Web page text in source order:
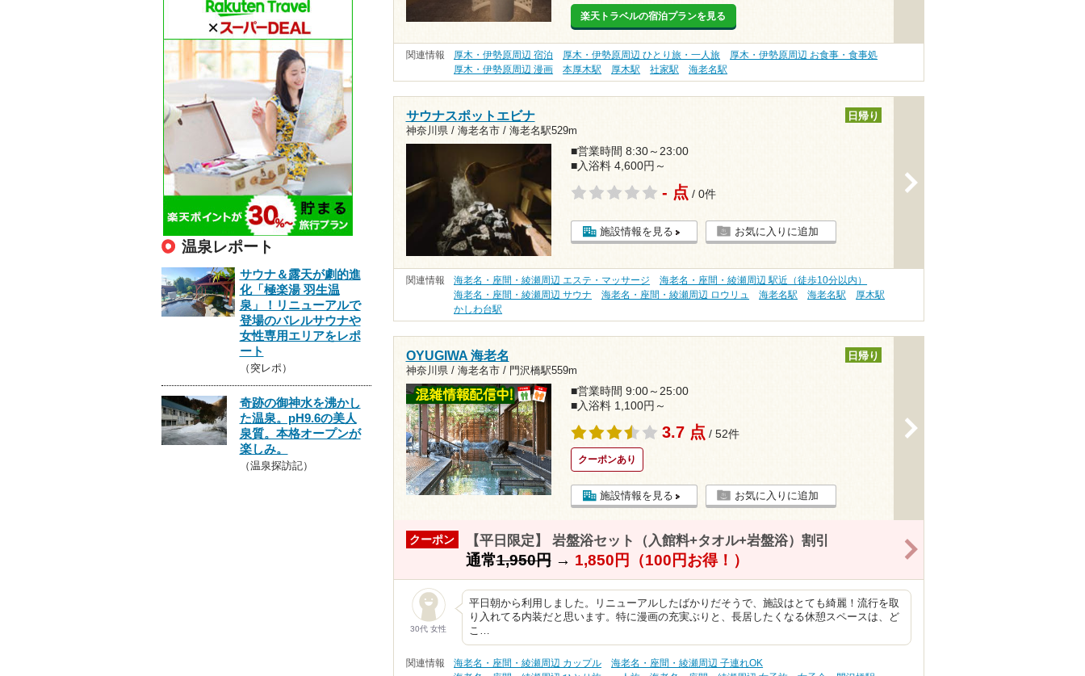
楽天トラベルの宿泊プランを見る
関連情報 厚木・伊勢原周辺 宿泊 厚木・伊勢原周辺 ひとり旅・一人旅
厚木・伊勢原周辺 お食事・食事処
厚木・伊勢原周辺 漫画
本厚木駅 厚木駅 社家駅 海老名駅
サウナスポットエビナ
神奈川県 / 海老名市 / 海老名駅529m
日帰り
■営業時間 8:30～23:00
■入浴料 4,600円～
- 点 / 0件
施設情報を見る お気に入りに追加
関連情報 海老名・座間・綾瀬周辺 エステ・マッサージ
海老名・座間・綾瀬周辺 駅近（徒歩10分以内）
海老名・座間・綾瀬周辺 サウナ
海老名・座間・綾瀬周辺 ロウリュ 海老名駅 海老名駅
厚木駅
かしわ台駅
OYUGIWA 海老名
神奈川県 / 海老名市 / 門沢橋駅559m
日帰り
■営業時間 9:00～25:00
■入浴料 1,100円～
3.7 点 / 52件
クーポンあり
施設情報を見る お気に入りに追加
クーポン 【平日限定】 岩盤浴セット（入館料+タオル+岩盤浴）割引
通常1,950円→ 1,850円（100円お得！）
>
30代 女性
平日朝から利用しました。リニューアルしたばかりだそうで、施設はとても綺麗！流行を取
り入れてる内装だと思います。特に漫画の充実ぶりと、長居したくなる休憩スペースは、ど
こ…
関連情報 海老名・座間・綾瀬周辺 カップル
海老名・座間・綾瀬周辺 子連れOK
温泉レポート
サウナ＆露天が劇的進
化「極楽湯 羽生温
泉」！リニューアルで
登場のバレルサウナや
女性専用エリアをレポ
ート
（突レポ）
奇跡の御神水を沸かし
た温泉。pH9.6の美人
泉質。本格オープンが
楽しみ。
（温泉探訪記）